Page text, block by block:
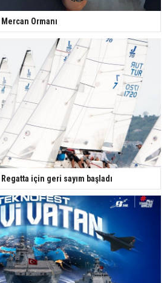
Ormanı
için geri sayım başladı